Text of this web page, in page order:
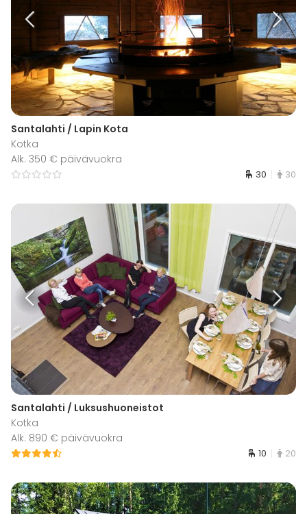
Santalahti / Lapin Kota
Kotka
Alk. 350 € päivävuokra
30 30
Santalahti / Luksushuoneistot
Kotka
Alk. 890 € päivävuokra
10 20